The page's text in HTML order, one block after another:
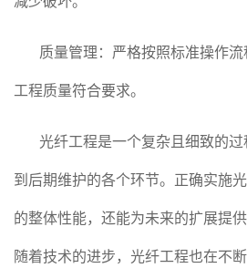
质量管理：严格按照标准操作
工程质量符合要求。
光纤工程是一个复杂且细致的
到后期维护的各个环节。正确实施
的整体性能，还能为未来的扩展提
随着技术的进步，光纤工程也在不